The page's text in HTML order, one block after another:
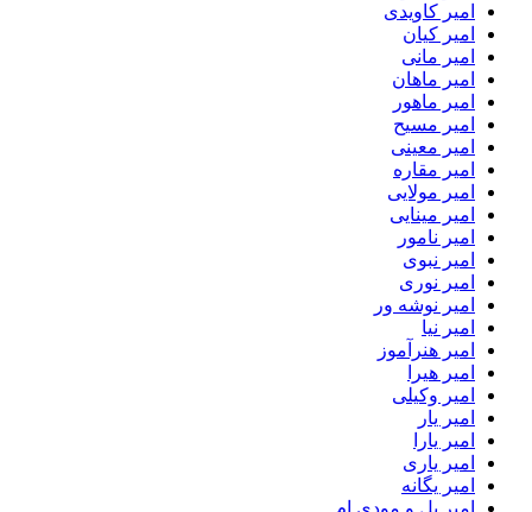
امیر کاویدی
امیر کیان
امیر مانی
امیر ماهان
امیر ماهور
امیر مسیح
امیر معینی
امیر مقاره
امیر مولایی
امیر مینایی
امیر نامور
امیر نبوی
امیر نوری
امیر نوشه ور
امیر نیا
امیر هنرآموز
امیر هیرا
امیر وکیلی
امیر یار
امیر یارا
امیر یاری
امیر یگانه